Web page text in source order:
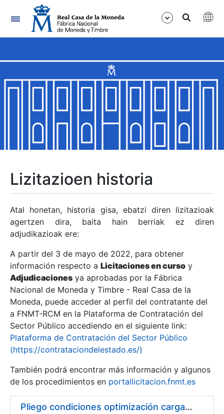
Nabigazioa
Erakutsi/Ezkutatu
Erakutsi/Ezkutatu
Erakutsi/Ezkutatu
Erakutsi/Ezkutatu
Erakutsi/Ezkutatu
Erakutsi/Ezkutatu
Erakutsi/Ezkutatu
Lizitazioen historia
Atal honetan, historia gisa, ebatzi diren lizitazioak
agertzen dira, baita hain berriak ez diren
adjudikazioak ere:
A partir del 3 de mayo de 2022, para obtener
información respecto a Licitaciones en curso y
Adjudicaciones ya aprobadas por la Fábrica
Nacional de Moneda y Timbre - Real Casa de la
Moneda, puede acceder al perfil del contratante del
a FNMT-RCM en la Plataforma de Contratación del
Sector Público accediendo en el siguiente link:
Plataforma de Contratación del Sector Público
(https://contrataciondelestado.es/)
También podrá encontrar más información y algunos
de los procedimientos en portallicitacion.fnmt.es
Pliego condiciones optimización cargas compras firmado